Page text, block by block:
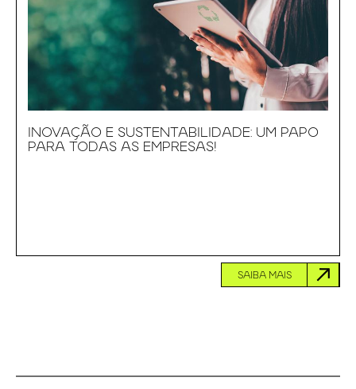
INOVAÇÃO E SUSTENTABILIDADE: UM PAPO
PARA TODAS AS EMPRESAS!
SAIBA MAIS